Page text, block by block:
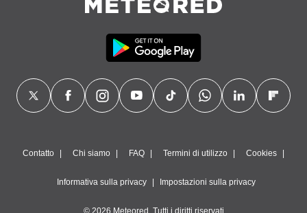
Contatto Chi siamo FAQ Termini di utilizzo Cookies
Informativa sulla privacy Impostazioni sulla privacy
© 2026 Meteored. Tutti i diritti riservati